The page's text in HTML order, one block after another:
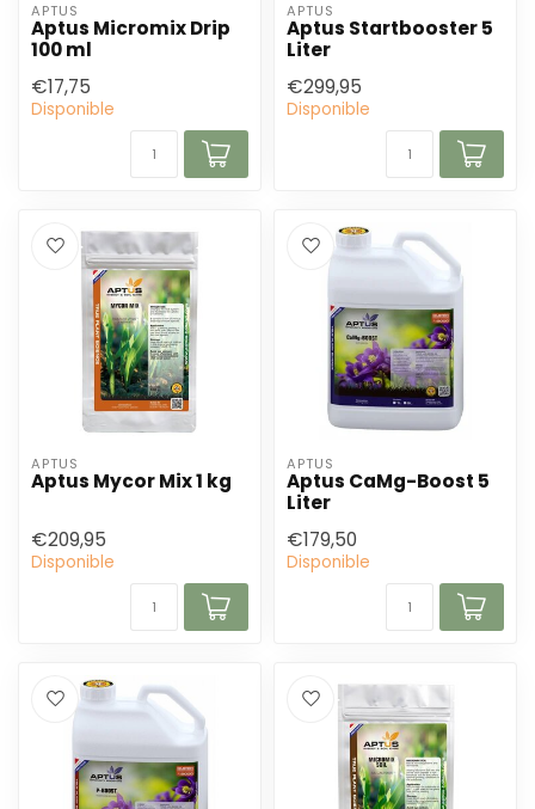
APTUS
Aptus Micromix Drip
100 ml
€17,75
Disponible
APTUS
Aptus Startbooster 5
Liter
€299,95
Disponible
APTUS
Aptus Mycor Mix 1 kg
€209,95
Disponible
APTUS
Aptus CaMg-Boost 5
Liter
€179,50
Disponible